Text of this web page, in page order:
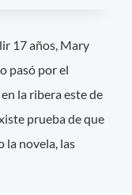
17 años, Mary
pasó por el
la ribera este de
prueba de que
la novela, las